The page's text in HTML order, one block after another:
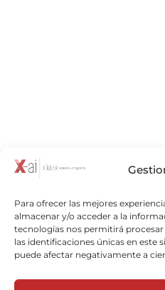
Para ofrecer las mejores
almacenar y/o acceder a la
tecnologías nos permitirá
las identificaciones únicas en
puede afectar negativamente a